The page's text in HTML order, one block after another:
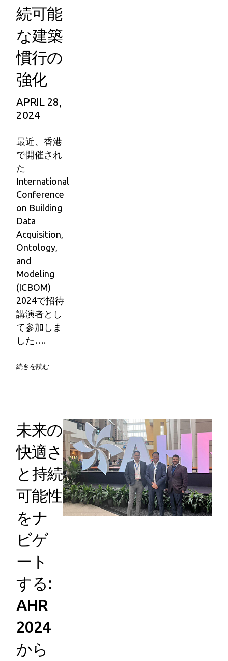
続可能
な建築
慣行の
強化
APRIL 28,
2024
最近、香港
で開催され
た
International
Conference
on Building
Data
Acquisition,
Ontology,
and
Modeling
(ICBOM)
2024で招待
講演者とし
て参加しま
した….
続きを読む
未来の
快適さ
と持続
可能性
をナ
ビゲ
ート
する:
AHR
2024
から